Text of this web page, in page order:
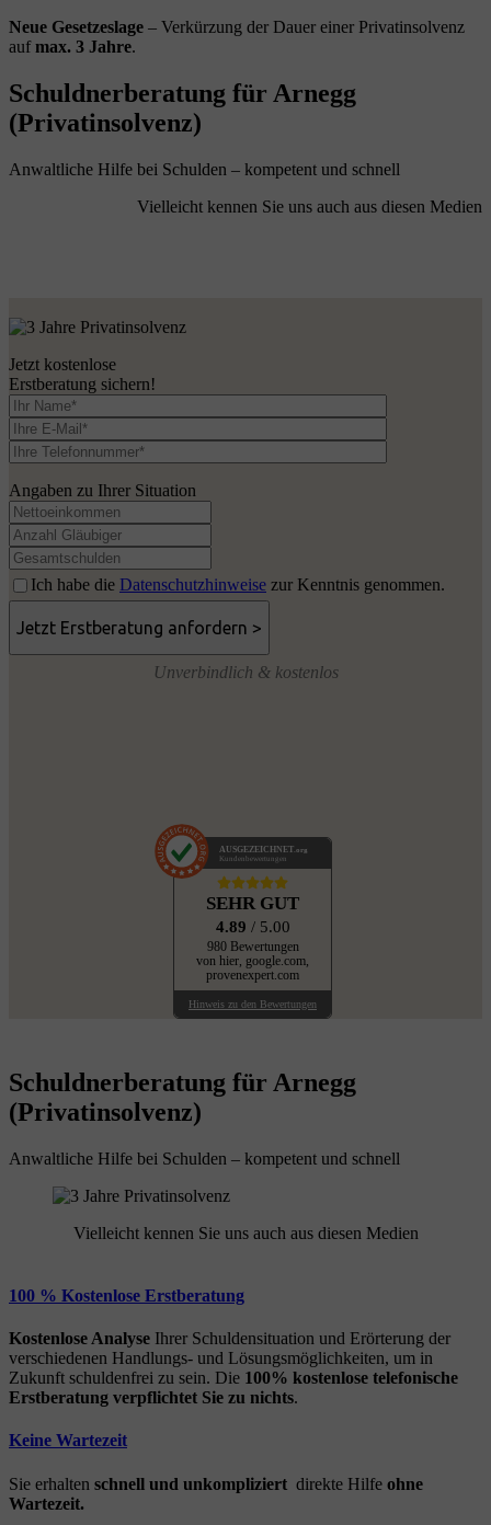
Neue Gesetzeslage – Verkürzung der Dauer einer Privatinsolvenz
aufmax. 3 Jahre.
Schuldnerberatung für Arnegg
(Privatinsolvenz)
Anwaltliche Hilfe bei Schulden – kompetent und schnell
Vielleicht kennen Sie uns auch aus diesen Medien
Jetzt kostenlose
Erstberatung sichern!
Angaben zu Ihrer Situation
Ich habe die Datenschutzhinweise zur Kenntnis genommen.
Unverbindlich & kostenlos
AUSGEZEICHNET .org
Kundenbewertungen
SEHR GUT
4.89 / 5.00
980 Bewertungen
von hier, google.com,
provenexpert.com
Hinweis zu den Bewertungen
Schuldnerberatung für Arnegg
(Privatinsolvenz)
Anwaltliche Hilfe bei Schulden – kompetent und schnell
Vielleicht kennen Sie uns auch aus diesen Medien
100 % Kostenlose Erstberatung
Kostenlose Analyse Ihrer Schuldensituation und Erörterung der
verschiedenen Handlungs- und Lösungsmöglichkeiten, um in
Zukunft schuldenfrei zu sein. Die 100% kostenlose telefonische
Erstberatung verpflichtet Sie zu nichts.
Keine Wartezeit
Sie erhalten schnell und unkompliziert direkte Hilfe ohne
Wartezeit.